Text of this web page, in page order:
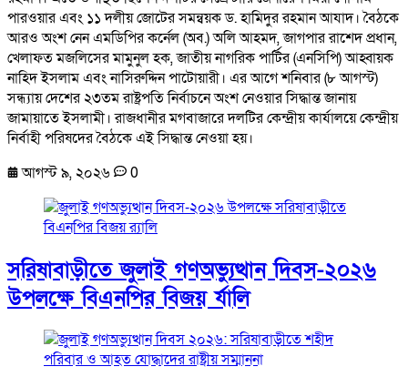
পারওয়ার এবং ১১ দলীয় জোটের সমন্বয়ক ড. হামিদুর রহমান আযাদ। বৈঠকে
আরও অংশ নেন এমডিপির কর্নেল (অব.) অলি আহমদ, জাগপার রাশেদ প্রধান,
খেলাফত মজলিসের মামুনুল হক, জাতীয় নাগরিক পার্টির (এনসিপি) আহ্বায়ক
নাহিদ ইসলাম এবং নাসিরুদ্দিন পাটোয়ারী। এর আগে শনিবার (৮ আগস্ট)
সন্ধ্যায় দেশের ২৩তম রাষ্ট্রপতি নির্বাচনে অংশ নেওয়ার সিদ্ধান্ত জানায়
জামায়াতে ইসলামী। রাজধানীর মগবাজারে দলটির কেন্দ্রীয় কার্যালয়ে কেন্দ্রীয়
নির্বাহী পরিষদের বৈঠকে এই সিদ্ধান্ত নেওয়া হয়।
আগস্ট ৯, ২০২৬
0
সরিষাবাড়ীতে জুলাই গণঅভ্যুত্থান দিবস-২০২৬
উপলক্ষে বিএনপির বিজয় র্যালি